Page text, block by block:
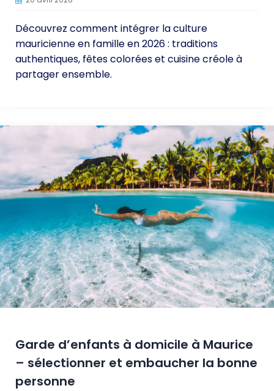
Découvrez comment intégrer la culture
mauricienne en famille en 2026 : traditions
authentiques, fêtes colorées et cuisine créole à
partager ensemble.
Garde d’enfants à domicile à Maurice
– sélectionner et embaucher la bonne
personne